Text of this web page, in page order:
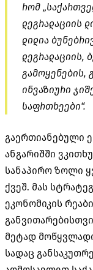
რომ
დეგრადაციის
დიდია
დეგრადაციის,
გამოყენების,
ინვაზიური
საფრთხეები“.
გაერთიანებული
ანგარიშში
სანაპირო ზოლი
ქვეშ. მას
ეკონომიკის
მეტად
სადაც